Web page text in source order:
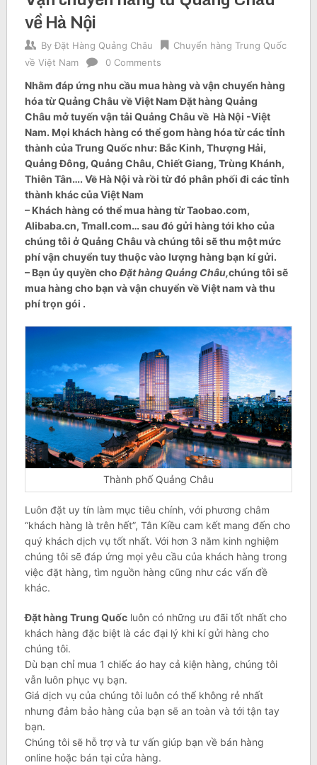
về Hà Nội
By Đặt Hàng Quảng Châu
Chuyển hàng Trung Quốc
về Việt Nam
0 Comments
Nhằm đáp ứng nhu cầu mua hàng và vận chuyển hàng
hóa từ Quảng Châu về Việt Nam Đặt hàng Quảng
Châu mở tuyến vận tải Quảng Châu về Hà Nội -Việt
Nam. Mọi khách hàng có thể gom hàng hóa từ các tỉnh
thành của Trung Quốc như: Bắc Kinh, Thượng Hải,
Quảng Đông, Quảng Châu, Chiết Giang, Trùng Khánh,
Thiên Tân…. Về Hà Nội và rồi từ đó phân phối đi các tỉnh
thành khác của Việt Nam
– Khách hàng có thể mua hàng từ Taobao.com,
Alibaba.cn, Tmall.com… sau đó gửi hàng tới kho của
chúng tôi ở Quảng Châu và chúng tôi sẽ thu một mức
phí vận chuyển tuy thuộc vào lượng hàng bạn kí gửi.
– Bạn ủy quyền choĐặt hàng Quảng Châu,chúng tôi sẽ
mua hàng cho bạn và vận chuyển về Việt nam và thu
phí trọn gói .
Thành phố Quảng Châu
Luôn đặt uy tín làm mục tiêu chính, với phương châm
“khách hàng là trên hết”, Tân Kiều cam kết mang đến cho
quý khách dịch vụ tốt nhất. Với hơn 3 năm kinh nghiệm
chúng tôi sẽ đáp ứng mọi yêu cầu của khách hàng trong
việc đặt hàng, tìm nguồn hàng cũng như các vấn đề
khác.
Đặt hàng Trung Quốcluôn có những ưu đãi tốt nhất cho
khách hàng đặc biệt là các đại lý khi kí gửi hàng cho
chúng tôi.
Dù bạn chỉ mua 1 chiếc áo hay cả kiện hàng, chúng tôi
vẫn luôn phục vụ bạn.
Giá dịch vụ của chúng tôi luôn có thể không rẻ nhất
nhưng đảm bảo hàng của bạn sẽ an toàn và tới tận tay
bạn.
Chúng tôi sẽ hỗ trợ và tư vấn giúp bạn về bán hàng
online hoặc bán tại cửa hàng.